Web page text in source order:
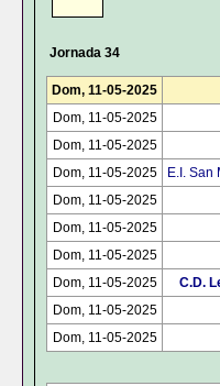
Jornada 34
Dom, 11-05-2025
Dom, 11-05-2025
Dom, 11-05-2025
Dom, 11-05-2025
E.I. San
Dom, 11-05-2025
Dom, 11-05-2025
Dom, 11-05-2025
Dom, 11-05-2025
C.D.
Dom, 11-05-2025
Dom, 11-05-2025